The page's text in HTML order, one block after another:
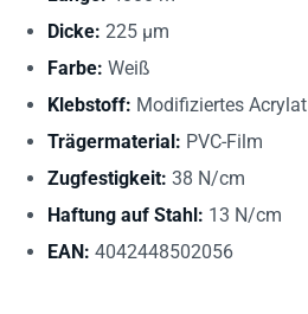
Dicke: 225 µm
Farbe: Weiß
Klebstoff: Modifiziertes Acrylat
Trägermaterial: PVC-Film
Zugfestigkeit: 38 N/cm
Haftung auf Stahl: 13 N/cm
EAN: 4042448502056